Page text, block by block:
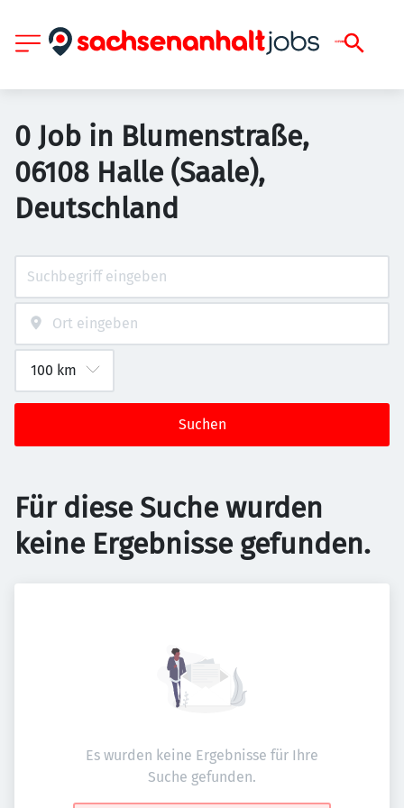
0 Job in Blumenstraße,
06108 Halle (Saale),
Deutschland
Suchen
Für diese Suche wurden
keine Ergebnisse gefunden.
Es wurden keine Ergebnisse für Ihre
Suche gefunden.